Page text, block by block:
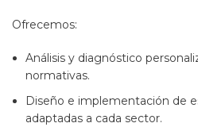
Ofrecemos:
Análisis y diagnóstico
normativas.
Diseño e implementación de
adaptadas a cada sector.